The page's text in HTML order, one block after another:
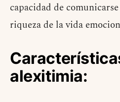
capacidad de
riqueza de la vida
alexitimia: